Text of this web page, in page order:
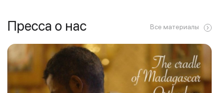
Пресса о нас Все материалы